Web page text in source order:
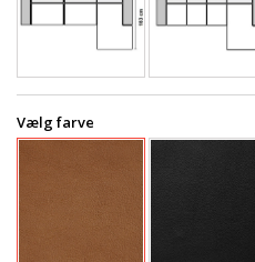
Vælg farve